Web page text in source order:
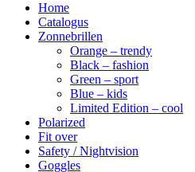
Home
Catalogus
Zonnebrillen
Orange – trendy
Black – fashion
Green – sport
Blue – kids
Limited Edition – cool
Polarized
Fit over
Safety / Nightvision
Goggles